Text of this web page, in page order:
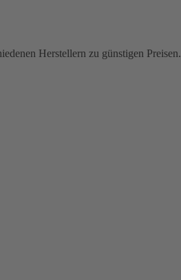
Herstellern zu günstigen Preisen.